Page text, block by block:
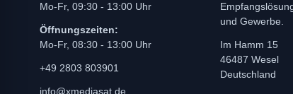
Mo-Fr, 09:30 - 13:00 Uhr
Öffnungszeiten:
Mo-Fr, 08:30 - 13:00 Uhr
+49 2803 803901
info@xmediasat.de
und Gewerbe.
Im Hamm 15
46487 Wesel
Deutschland